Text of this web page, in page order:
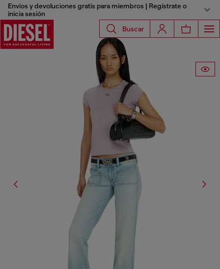
Envíos y devoluciones gratis para miembros | Regístrate o
inicia sesión
Buscar